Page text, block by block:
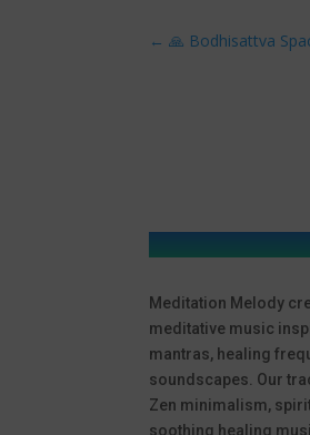
←🙏 Bodhisattva
Meditation Melody
meditative music
mantras, healing
soundscapes. Our
Zen minimalism,
soothing healing